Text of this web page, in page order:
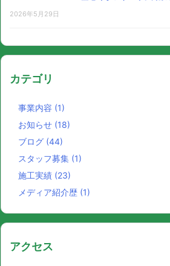
2026年5月29日
カテゴリ
事業内容 (1)
お知らせ (18)
ブログ (44)
スタッフ募集 (1)
施工実績 (23)
メディア紹介歴 (1)
アクセス